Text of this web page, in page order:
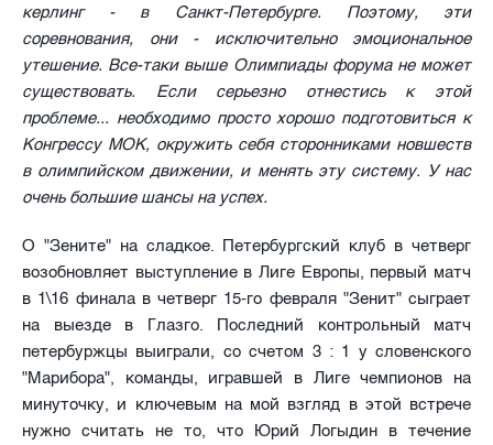
керлинг - в Санкт-Петербурге. Поэтому, эти
соревнования, они - исключительно эмоциональное
утешение. Все-таки выше Олимпиады форума не может
существовать. Если серьезно отнестись к этой
проблеме... необходимо просто хорошо подготовиться к
Конгрессу МОК, окружить себя сторонниками новшеств
в олимпийском движении, и менять эту систему. У нас
очень большие шансы на успех.
О "Зените" на сладкое. Петербургский клуб в четверг
возобновляет выступление в Лиге Европы, первый матч
в 1\16 финала в четверг 15-го февраля "Зенит" сыграет
на выезде в Глазго. Последний контрольный матч
петербуржцы выиграли, со счетом 3 : 1 у словенского
"Марибора", команды, игравшей в Лиге чемпионов на
минуточку, и ключевым на мой взгляд в этой встрече
нужно считать не то, что Юрий Логыдин в течение